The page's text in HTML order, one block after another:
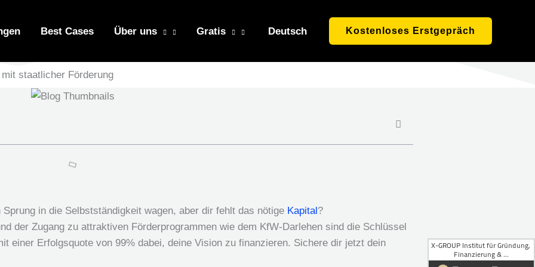
Best Cases Über uns Gratis Deutsch Kostenloses Erstgepräch
staatlicher Förderung
in die Selbstständigkeit wagen, aber dir fehlt das nötige Kapital?
der Zugang zu attraktiven Förderprogrammen wie dem KfW-Darlehen sind die Schlüssel
einer Erfolgsquote von 99% dabei, deine Vision zu finanzieren. Sichere dir jetzt dein